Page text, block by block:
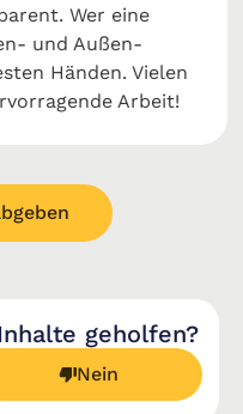
Wer eine
und Außen­
Händen. Vielen
Arbeit!
geholfen?
Nein